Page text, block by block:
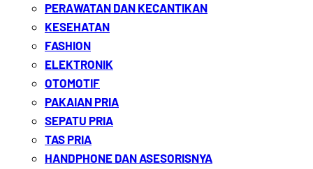
PERAWATAN DAN KECANTIKAN
KESEHATAN
FASHION
ELEKTRONIK
OTOMOTIF
PAKAIAN PRIA
SEPATU PRIA
TAS PRIA
HANDPHONE DAN ASESORISNYA